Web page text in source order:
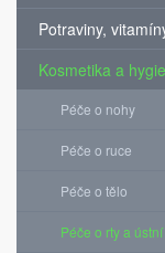
Potraviny,
Kosmetika a
Péče o nohy
Péče o ruce
Péče o tělo
Péče o rty a